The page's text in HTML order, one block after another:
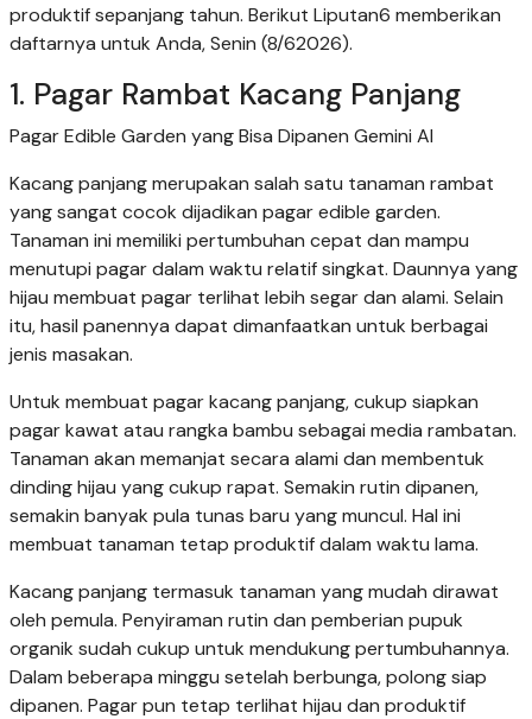
produktif sepanjang tahun. Berikut Liputan6 memberikan
daftarnya untuk Anda, Senin (8/62026).
1. Pagar Rambat Kacang Panjang
Pagar Edible Garden yang Bisa Dipanen Gemini AI
Kacang panjang merupakan salah satu tanaman rambat
yang sangat cocok dijadikan pagar edible garden.
Tanaman ini memiliki pertumbuhan cepat dan mampu
menutupi pagar dalam waktu relatif singkat. Daunnya yang
hijau membuat pagar terlihat lebih segar dan alami. Selain
itu, hasil panennya dapat dimanfaatkan untuk berbagai
jenis masakan.
Untuk membuat pagar kacang panjang, cukup siapkan
pagar kawat atau rangka bambu sebagai media rambatan.
Tanaman akan memanjat secara alami dan membentuk
dinding hijau yang cukup rapat. Semakin rutin dipanen,
semakin banyak pula tunas baru yang muncul. Hal ini
membuat tanaman tetap produktif dalam waktu lama.
Kacang panjang termasuk tanaman yang mudah dirawat
oleh pemula. Penyiraman rutin dan pemberian pupuk
organik sudah cukup untuk mendukung pertumbuhannya.
Dalam beberapa minggu setelah berbunga, polong siap
dipanen. Pagar pun tetap terlihat hijau dan produktif